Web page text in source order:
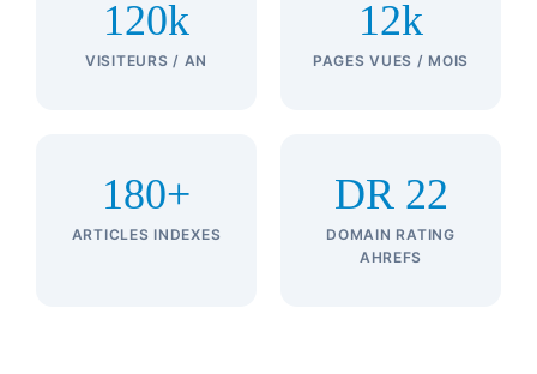
120k
VISITEURS / AN
12k
PAGES VUES / MOIS
180+
ARTICLES INDEXES
DR 22
DOMAIN RATING
AHREFS